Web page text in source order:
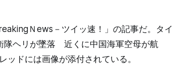
Ｎews－ツイッ速！」の記事だ。タイ
隊ヘリが墜落 近くに中国海軍空母が航
ドには画像が添付されている。